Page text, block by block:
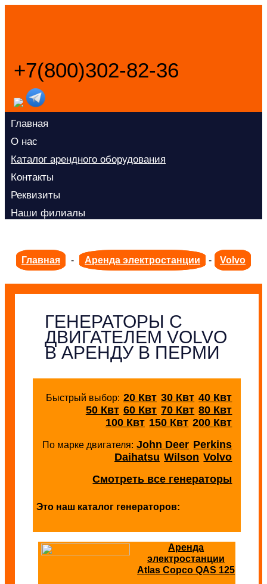
+7(800)302-82-36
Главная
О нас
Каталог арендного оборудования
Контакты
Реквизиты
Наши филиалы
Главная - Аренда электростанции - Volvo
ГЕНЕРАТОРЫ С
ДВИГАТЕЛЕМ VOLVO
В АРЕНДУ В ПЕРМИ
Быстрый выбор: 20 Квт 30 Квт 40 Квт
50 Квт 60 Квт 70 Квт 80 Квт
100 Квт 150 Квт 200 Квт
По марке двигателя: John Deer Perkins
Daihatsu Wilson Volvo
Смотреть все генераторы
Это наш каталог генераторов:
Аренда
электростанции
Atlas Copco QAS 125